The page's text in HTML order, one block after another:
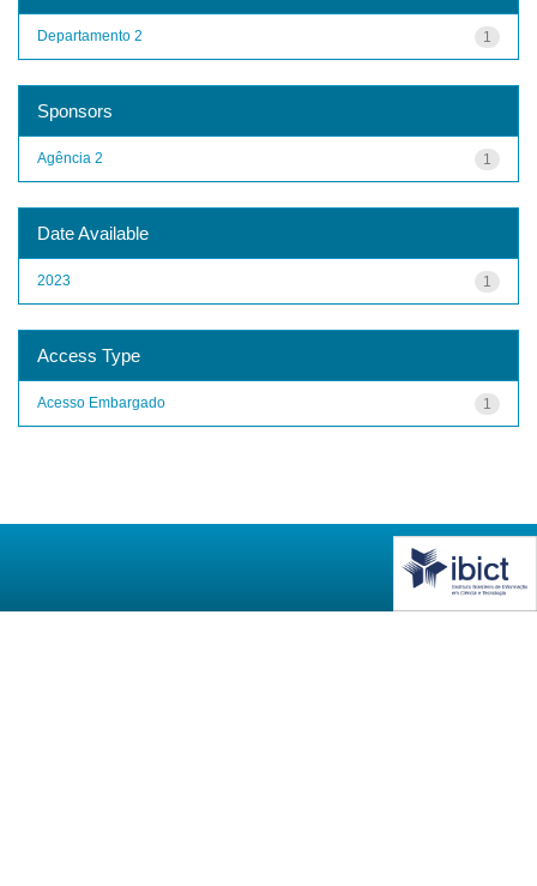
1
Departamento 2
Sponsors
1
Agência 2
Date Available
1
2023
Access Type
1
Acesso Embargado